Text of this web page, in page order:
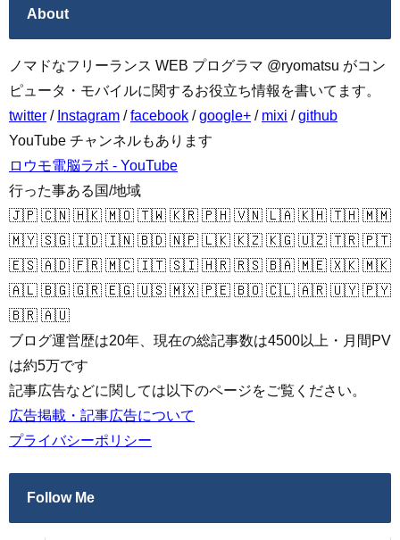
About
ノマドなフリーランス WEB プログラマ @ryomatsu がコン
ピュータ・モバイルに関するお役立ち情報を書いてます。
twitter / Instagram /facebook /google+ / mixi /github
YouTube チャンネルもあります
ロウモ電脳ラボ - YouTube
行った事ある国/地域
🇯🇵 🇨🇳 🇭🇰 🇲🇴 🇹🇼 🇰🇷 🇵🇭 🇻🇳 🇱🇦 🇰🇭 🇹🇭 🇲🇲
🇲🇾 🇸🇬 🇮🇩 🇮🇳 🇧🇩 🇳🇵 🇱🇰 🇰🇿 🇰🇬 🇺🇿 🇹🇷 🇵🇹
🇪🇸 🇦🇩 🇫🇷 🇲🇨 🇮🇹 🇸🇮 🇭🇷 🇷🇸 🇧🇦 🇲🇪 🇽🇰 🇲🇰
🇦🇱 🇧🇬 🇬🇷 🇪🇬 🇺🇸 🇲🇽 🇵🇪 🇧🇴 🇨🇱 🇦🇷 🇺🇾 🇵🇾
🇧🇷 🇦🇺
ブログ運営歴は20年、現在の総記事数は4500以上・月間PV
は約5万です
記事広告などに関しては以下のページをご覧ください。
広告掲載・記事広告について
プライバシーポリシー
Follow Me